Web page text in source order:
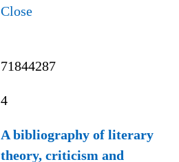
Close
71844287
4
A bibliography of literary
theory, criticism and